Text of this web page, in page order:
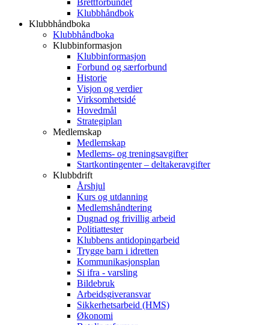
Brettforbundet
Klubbhåndbok
Klubbhåndboka
Klubbhåndboka
Klubbinformasjon
Klubbinformasjon
Forbund og særforbund
Historie
Visjon og verdier
Virksomhetsidé
Hovedmål
Strategiplan
Medlemskap
Medlemskap
Medlems- og treningsavgifter
Startkontingenter – deltakeravgifter
Klubbdrift
Årshjul
Kurs og utdanning
Medlemshåndtering
Dugnad og frivillig arbeid
Politiattester
Klubbens antidopingarbeid
Trygge barn i idretten
Kommunikasjonsplan
Si ifra - varsling
Bildebruk
Arbeidsgiveransvar
Sikkerhetsarbeid (HMS)
Økonomi